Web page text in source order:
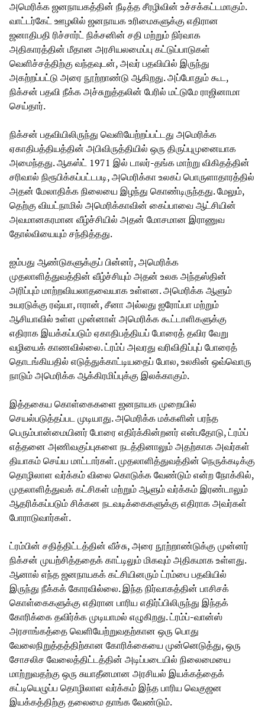
அமெரிக்க ஜனநாயகத்தின் நீடித்த சீரழிவின் உச்சக்கட்டமாகும்.
வாட்டர்கேட் ஊழலில் ஜனநாயக உரிமைகளுக்கு எதிரான
ஜனாதிபதி ரிச்சார்ட் நிக்சனின் சதி மற்றும் நிர்வாக
அதிகாரத்தின் மீதான அரசியலமைப்பு கட்டுப்பாடுகள்
வெளிச்சத்திற்கு வந்தவுடன், அவர் பதவியில் இருந்து
அகற்றப்பட்டு அரை நூற்றாண்டு ஆகிறது. அப்போதும் கூட,
நிக்சன் பதவி நீக்க அச்சுறுத்தலின் பேரில் மட்டுமே ராஜினாமா
செய்தார்.
நிக்சன் பதவியிலிருந்து வெளியேற்றப்பட்டது அமெரிக்க
ஏகாதிபத்தியத்தின் அபிவிருத்தியில் ஒரு திருப்புமுனையாக
அமைந்தது. ஆகஸ்ட் 1971 இல் டாலர்-தங்க மாற்று விகிதத்தின்
சரிவால் நிரூபிக்கப்பட்டபடி, அமெரிக்கா உலகப் பொருளாதாரத்தில்
அதன் மேலாதிக்க நிலையை இழந்து கொண்டிருந்தது. மேலும்,
தெற்கு வியட்நாமில் அமெரிக்காவின் கைப்பாவை ஆட்சியின்
அவமானகரமான வீழ்ச்சியில் அதன் மோசமான இராணுவ
தோல்வியையும் சந்தித்தது.
ஐம்பது ஆண்டுகளுக்குப் பின்னர், அமெரிக்க
முதலாளித்துவத்தின் வீழ்ச்சியும் அதன் உலக அந்தஸ்தின்
அரிப்பும் மாற்றவியலாதவையாக உள்ளன. அமெரிக்க ஆளும்
உயரடுக்கு ரஷ்யா, ஈரான், சீனா அல்லது ஐரோப்பா மற்றும்
ஆசியாவில் உள்ள முன்னாள் அமெரிக்க கூட்டாளிகளுக்கு
எதிராக இயக்கப்படும் ஏகாதிபத்தியப் போரைத் தவிர வேறு
வழியைக் காணவில்லை. ட்ரம்ப் அவரது வரிவிதிப்புப் போரைத்
தொடங்கியதில் எடுத்துக்காட்டியதைப் போல, உலகின் ஒவ்வொரு
நாடும் அமெரிக்க ஆக்கிரமிப்புக்கு இலக்காகும்.
இத்தகைய கொள்கைகளை ஜனநாயக முறையில்
செயல்படுத்தப்பட முடியாது. அமெரிக்க மக்களின் பரந்த
பெரும்பான்மையினர் போரை எதிர்க்கின்றனர் என்பதோடு, ட்ரம்ப்
எத்தனை அணிவகுப்புகளை நடத்தினாலும் அதற்காக அவர்கள்
தியாகம் செய்ய மாட்டார்கள். முதலாளித்துவத்தின் நெருக்கடிக்கு
தொழிலாள வர்க்கம் விலை கொடுக்க வேண்டும் என்ற நோக்கில்,
முதலாளித்துவக் கட்சிகள் மற்றும் ஆளும் வர்க்கம் இரண்டாலும்
ஆதரிக்கப்படும் சிக்கன நடவடிக்கைகளுக்கு எதிராக அவர்கள்
போராடுவார்கள்.
ட்ரம்பின் சதித்திட்டத்தின் வீச்சு, அரை நூற்றாண்டுக்கு முன்னர்
நிக்சன் முயற்சித்ததைக் காட்டிலும் மிகவும் அதிகமாக உள்ளது.
ஆனால் எந்த ஜனநாயகக் கட்சியினரும் ட்ரம்பை பதவியில்
இருந்து நீக்கக் கோரவில்லை. இந்த நிர்வாகத்தின் பாசிசக்
கொள்கைகளுக்கு எதிரான பாரிய எதிர்ப்பிலிருந்து இந்தக்
கோரிக்கை தவிர்க்க முடியாமல் எழுகிறது. ட்ரம்ப்-வான்ஸ்
அரசாங்கத்தை வெளியேற்றுவதற்கான ஒரு பொது
வேலைநிறுத்தத்திற்கான கோரிக்கையை முன்னெடுத்து, ஒரு
சோசலிச வேலைத்திட்டத்தின் அடிப்படையில் நிலைமையை
மாற்றுவதற்கு ஒரு சுயாதீனமான அரசியல் இயக்கத்தைக்
கட்டியெழுப்ப தொழிலாள வர்க்கம் இந்த பாரிய வெகுஜன
இயக்கத்திற்கு தலைமை தாங்க வேண்டும்.